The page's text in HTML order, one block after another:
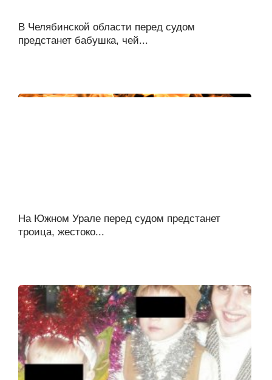
В Челябинской области перед судом
предстанет бабушка, чей...
На Южном Урале перед судом предстанет
троица, жестоко...